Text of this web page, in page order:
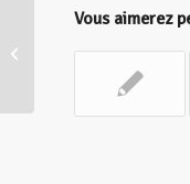
Vous aimerez